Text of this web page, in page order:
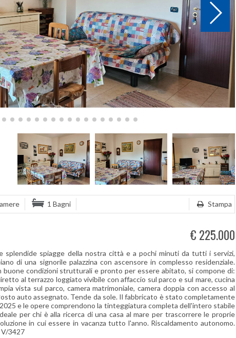
1 Bagni Stampa
€ 225.000
splendide spiagge della nostra città e a pochi minuti da tutti i servizi,
di una signorile palazzina con ascensore in complesso residenziale.
buone condizioni strutturali e pronto per essere abitato, si compone di:
al terrazzo loggiato vivibile con affaccio sul parco e sul mare, cucina
vista sul parco, camera matrimoniale, camera doppia con accesso al
auto assegnato. Tende da sole. Il fabbricato è stato completamente
e le opere comprendono la tinteggiatura completa dell'intero stabile
per chi è alla ricerca di una casa al mare per trascorrere le proprie
in cui essere in vacanza tutto l'anno. Riscaldamento autonomo.
V/3427